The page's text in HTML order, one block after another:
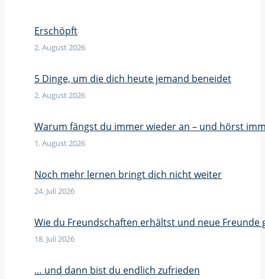
Erschöpft
2. August 2026
5 Dinge, um die dich heute jemand beneidet
2. August 2026
Warum fängst du immer wieder an – und hörst
1. August 2026
Noch mehr lernen bringt dich nicht weiter
24. Juli 2026
Wie du Freundschaften erhältst und neue Freunde
18. Juli 2026
… und dann bist du endlich zufrieden